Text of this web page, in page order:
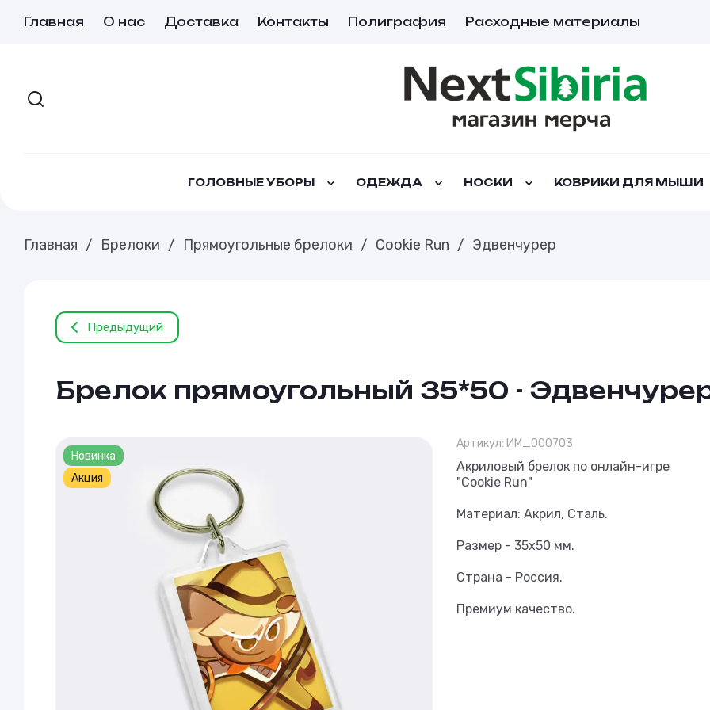
Главная О нас Доставка Контакты Полиграфия Расходные материалы
ГОЛОВНЫЕ УБОРЫ ОДЕЖДА НОСКИ КОВРИКИ ДЛЯ МЫШИ
Главная / Брелоки / Прямоугольные брелоки / Cookie Run / Эдвенчурер
Предыдущий
Брелок прямоугольный 35*50 -
Новинка
Акция
Брелок
Артикул: ИМ_000703
Акриловый брелок по онлайн-игре
"Cookie Run"
Материал: Акрил, Сталь.
Размер - 35х50 мм.
Страна - Россия.
Премиум качество.